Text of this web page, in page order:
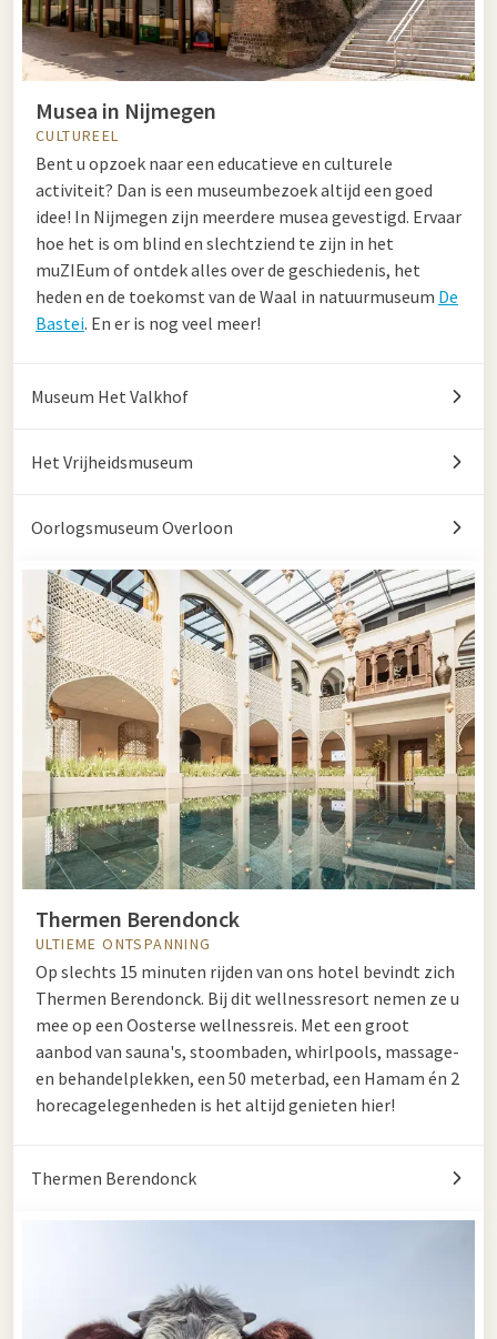
Musea in Nijmegen
CULTUREEL
Bent u opzoek naar een educatieve en culturele
activiteit? Dan is een museumbezoek altijd een goed
idee! In Nijmegen zijn meerdere musea gevestigd. Ervaar
hoe het is om blind en slechtziend te zijn in het
muZIEum of ontdek alles over de geschiedenis, het
heden en de toekomst van de Waal in natuurmuseum De
Bastei. En er is nog veel meer!
Museum Het Valkhof
Het Vrijheidsmuseum
Oorlogsmuseum Overloon
Thermen Berendonck
ULTIEME ONTSPANNING
Op slechts 15 minuten rijden van ons hotel bevindt zich
Thermen Berendonck. Bij dit wellnessresort nemen ze u
mee op een Oosterse wellnessreis. Met een groot
aanbod van sauna's, stoombaden, whirlpools, massage-
en behandelplekken, een 50 meterbad, een Hamam én 2
horecagelegenheden is het altijd genieten hier!
Thermen Berendonck